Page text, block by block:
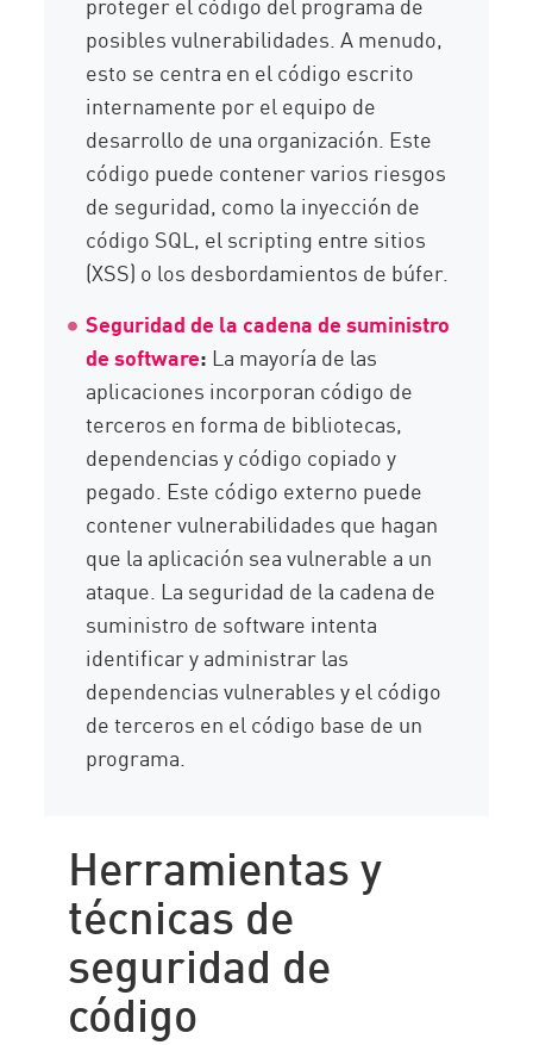
posibles vulnerabilidades. A menudo,
esto se centra en el código escrito
internamente por el equipo de
desarrollo de una organización. Este
código puede contener varios riesgos
de seguridad, como la inyección de
código SQL, el scripting entre sitios
(XSS) o los desbordamientos de búfer.
Seguridad de la cadena de suministro
de software: La mayoría de las
aplicaciones incorporan código de
terceros en forma de bibliotecas,
dependencias y código copiado y
pegado. Este código externo puede
contener vulnerabilidades que hagan
que la aplicación sea vulnerable a un
ataque. La seguridad de la cadena de
suministro de software intenta
identificar y administrar las
dependencias vulnerables y el código
de terceros en el código base de un
programa.
Herramientas y
técnicas de
seguridad de
código